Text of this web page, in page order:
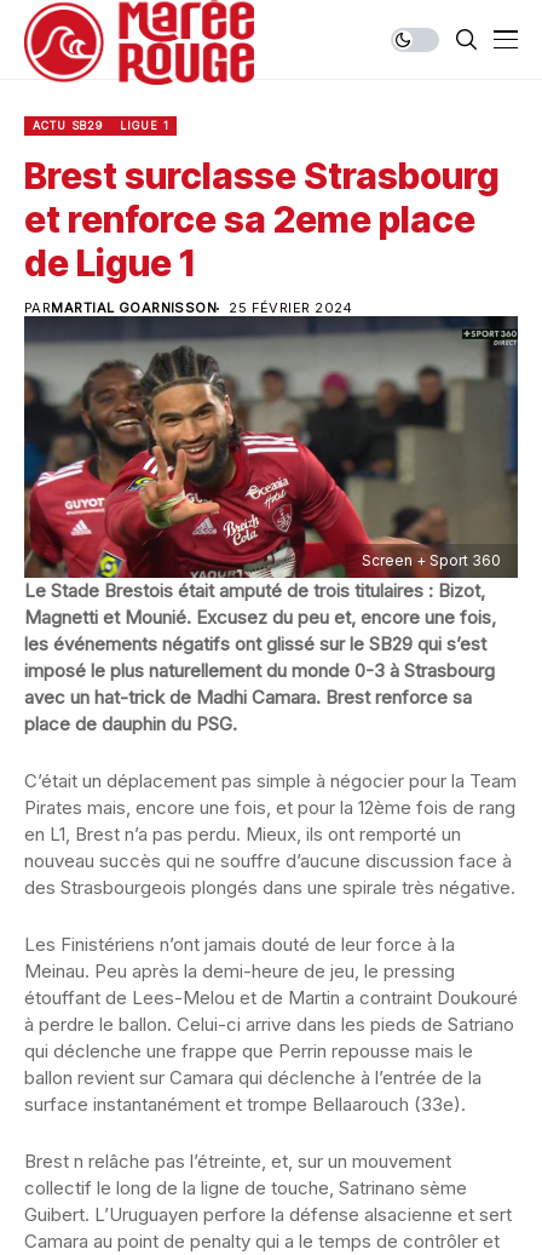
ACTU SB29 LIGUE 1
Brest surclasse Strasbourg
et renforce sa 2eme place
de Ligue 1
PARMARTIAL GOARNISSON 25 FÉVRIER 2024
Screen + Sport 360
Le Stade Brestois était amputé de trois titulaires : Bizot,
Magnetti et Mounié. Excusez du peu et, encore une fois,
les événements négatifs ont glissé sur le SB29 qui s’est
imposé le plus naturellement du monde 0-3 à Strasbourg
avec un hat-trick de Madhi Camara. Brest renforce sa
place de dauphin du PSG.
C’était un déplacement pas simple à négocier pour la Team
Pirates mais, encore une fois, et pour la 12ème fois de rang
en L1, Brest n’a pas perdu. Mieux, ils ont remporté un
nouveau succès qui ne souffre d’aucune discussion face à
des Strasbourgeois plongés dans une spirale très négative.
Les Finistériens n’ont jamais douté de leur force à la
Meinau. Peu après la demi-heure de jeu, le pressing
étouffant de Lees-Melou et de Martin a contraint Doukouré
à perdre le ballon. Celui-ci arrive dans les pieds de Satriano
qui déclenche une frappe que Perrin repousse mais le
ballon revient sur Camara qui déclenche à l’entrée de la
surface instantanément et trompe Bellaarouch (33e).
Brest n relâche pas l’étreinte, et, sur un mouvement
collectif le long de la ligne de touche, Satrinano sème
Guibert. L’Uruguayen perfore la défense alsacienne et sert
Camara au point de penalty qui a le temps de contrôler et